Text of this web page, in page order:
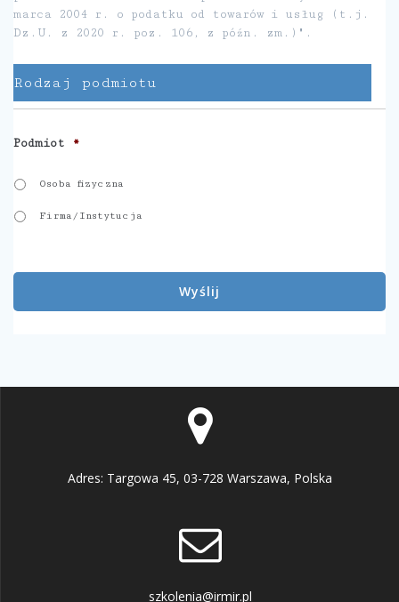
marca 2004 r. o podatku od towarów i usług (t.j.
Dz.U. z 2020 r. poz. 106, z późn. zm.)".
Rodzaj podmiotu
Podmiot *
Osoba fizyczna
Firma/Instytucja
Adres: Targowa 45, 03-728 Warszawa, Polska
szkolenia@irmir.pl